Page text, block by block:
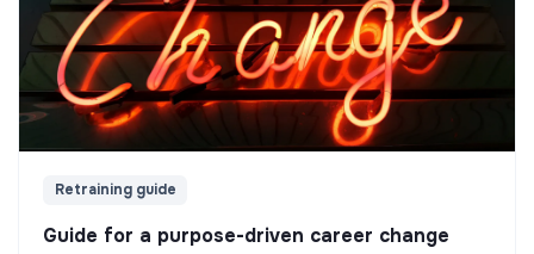
Retraining guide
Guide for a purpose-driven career change